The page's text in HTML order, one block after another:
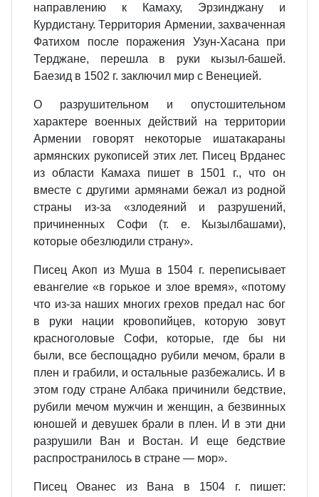
направлению к Камаху, Эрзинджану и
Курдистану. Территория Армении, захваченная
Фатихом после поражения Узун-Хасана при
Терджане, перешла в руки кызыл-башей.
Баезид в 1502 г. заключил мир с Венецией.
О разрушительном и опустошительном
характере военных действий на территории
Армении говорят некоторые ишатакараны
армянских рукописей этих лет. Писец Врданес
из области Камаха пишет в 1501 г., что он
вместе с другими армянами бежал из родной
страны из-за «злодеяний и разрушений,
причиненных Софи (т. е. Кызылбашами),
которые обезлюдили страну».
Писец Акоп из Муша в 1504 г. переписывает
евангелие «в горькое и злое время», «потому
что из-за наших многих грехов предал нас бог
в руки нации кровопийцев, которую зовут
красноголовые Софи, которые, где бы ни
были, все беспощадно рубили мечом, брали в
плен и грабили, и остальные разбежались. И в
этом году стране Албака причинили бедствие,
рубили мечом мужчин и женщин, а безвинных
юношей и девушек брали в плен. И в эти дни
разрушили Ван и Востан. И еще бедствие
распространилось в стране — мор».
Писец Ованес из Вана в 1504 г. пишет: